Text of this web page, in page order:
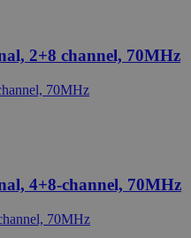
2+8 channel, 70MHz
4+8-channel, 70MHz